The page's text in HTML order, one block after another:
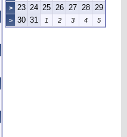
> 23 24 25 26 27 28 29
> 30 31 1 2 3 4 5